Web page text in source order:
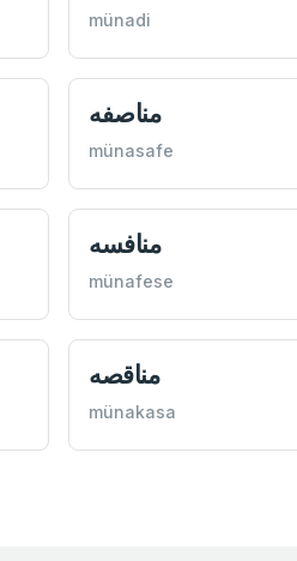
münadi
مناصفه
münasafe
منافسه
münafese
مناقصه
münakasa